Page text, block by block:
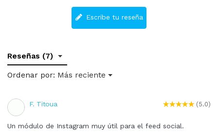
Escribe tu reseña
Reseñas (7)
Ordenar por: Más reciente
F. Titoua (5.0)
Un módulo de Instagram muy útil para el feed social.